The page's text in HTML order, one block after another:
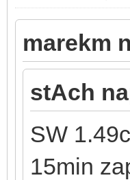
marekm
stAch
SW
15min